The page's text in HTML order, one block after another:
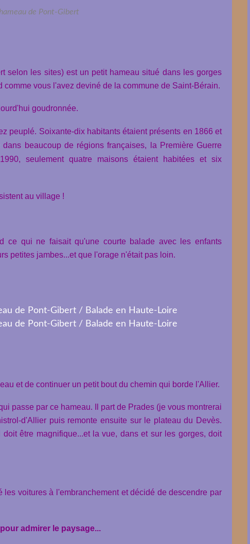
de Pont-Gibert
selon les sites) est un petit hameau situé dans les gorges
vous l'avez deviné de la commune de Saint-Bérain.
goudronnée.
peuplé. Soixante-dix habitants étaient présents en 1866 et
beaucoup de régions françaises, la Première Guerre
seulement quatre maisons étaient habitées et six
au village !
ce qui ne faisait qu'une courte balade avec les enfants
petites jambes...et que l'orage n'était pas loin.
et de continuer un petit bout du chemin qui borde l'Allier.
passe par ce hameau. Il part de Prades (je vous montrerai
d'Allier puis remonte ensuite sur le plateau du Devès.
être magnifique...et la vue, dans et sur les gorges, doit
voitures à l'embranchement et décidé de descendre par
admirer le paysage...